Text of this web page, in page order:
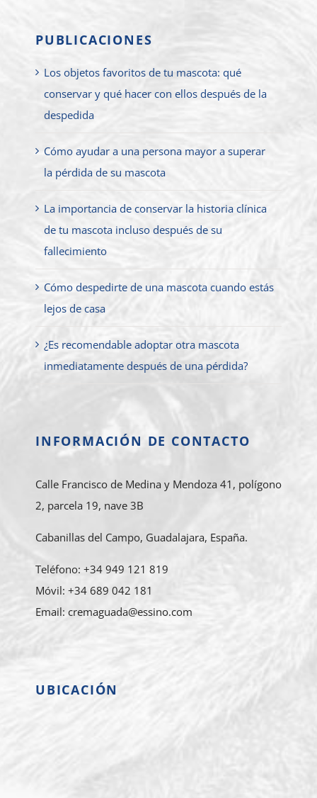
PUBLICACIONES
Los objetos favoritos de tu mascota: qué
conservar y qué hacer con ellos después de la
despedida
Cómo ayudar a una persona mayor a superar
la pérdida de su mascota
La importancia de conservar la historia clínica
de tu mascota incluso después de su
fallecimiento
Cómo despedirte de una mascota cuando estás
lejos de casa
¿Es recomendable adoptar otra mascota
inmediatamente después de una pérdida?
INFORMACIÓN DE CONTACTO
Calle Francisco de Medina y Mendoza 41, polígono
2, parcela 19, nave 3B
Cabanillas del Campo, Guadalajara, España.
Teléfono: +34 949 121 819
Móvil: +34 689 042 181
Email: cremaguada@essino.com
UBICACIÓN